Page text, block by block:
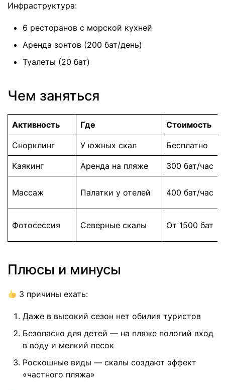
Инфраструктура:
6 ресторанов с морской кухней
Аренда зонтов (200 бат/день)
Туалеты (20 бат)
Чем заняться
Активность Где Стоимость
Снорклинг У южных скал Бесплатно
Каякинг Аренда на пляже 300 бат/час
Массаж Палатки у отелей 400 бат/час
Фотосессия Северные скалы От 1500 бат
Плюсы и минусы
3 причины ехать:
Даже в высокий сезон нет обилия туристов
Безопасно для детей — на пляже пологий вход
в воду и мелкий песок
Роскошные виды — скалы создают эффект
«частного пляжа»